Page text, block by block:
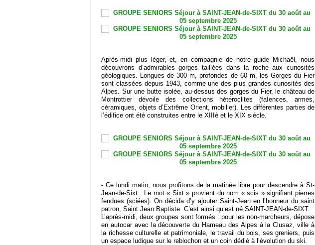
Après-midi plus léger, et, en compagnie de notre guide Michaël, nous
découvrons d’admirables gorges taillées dans la roche aux curiosités
géologiques. Longues de 300 m, profondes de 60 m, les Gorges du Fier
sont classées depuis 1943, comme une des plus grandes curiosités des
Alpes. Sur une butte isolée, au-dessus des gorges du Fier, le château de
Montrottier dévoile des collections hétéroclites (faÏences, armes,
céramiques, objets d’Extrême Orient, mobilier). Les différentes parties de
l’édifice ont été construites entre le XIIIè et le XIX siècle.
- Ce lundi matin, nous profitons de la matinée libre pour descendre à St-
Jean-de-Sixt. Le mot « Sixt » provient du nom « scis » signifiant pierres
fendues (sciées). On décida d’y ajouter Saint-Jean en l’honneur du saint
patron, Saint Jean Baptiste. C’est ainsi qu’est né SAINT-JEAN-de-SIXT.
L’après-midi, deux groupes sont formés : pour les non-marcheurs, dépose
en autocar avec la découverte du Hameau des Alpes à la Clusaz, ville à
la richesse culturelle et patrimoniale, le travail du bois, ses greniers, puis
un espace ludique sur le reblochon et un coin dédié à l’évolution du ski.